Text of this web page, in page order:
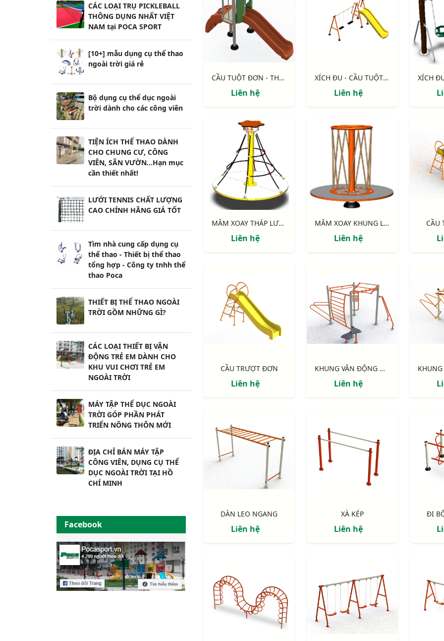
CÁC LOẠI TRỤ PICKLEBALL
THÔNG DỤNG NHẤT VIỆT
NAM tại POCA SPORT
[10+] mẫu dụng cụ thể thao
ngoài trời giá rẻ
Bộ dụng cụ thể dục ngoài
trời dành cho các công viên
TIỆN ÍCH THỂ THAO DÀNH
CHO CHUNG CƯ, CÔNG
VIÊN, SÂN VƯỜN...Hạn mục
cần thiết nhất!
LƯỚI TENNIS CHẤT LƯỢNG
CAO CHÍNH HÃNG GIÁ TỐT
Tìm nhà cung cấp dụng cụ
thể thao - Thiết bị thể thao
tổng hợp - Công ty tnhh thể
thao Poca
THIẾT BỊ THỂ THAO NGOÀI
TRỜI GỒM NHỮNG GÌ?
CÁC LOẠI THIẾT BỊ VẬN
ĐỘNG TRẺ EM DÀNH CHO
KHU VUI CHƠI TRẺ EM
NGOÀI TRỜI
MÁY TẬP THỂ DỤC NGOÀI
TRỜI GÓP PHẦN PHÁT
TRIỂN NÔNG THÔN MỚI
ĐỊA CHỈ BÁN MÁY TẬP
CÔNG VIÊN, DỤNG CỤ THỂ
DỤC NGOÀI TRỜI TẠI HỒ
CHÍ MINH
Facebook
CẦU TUỘT ĐƠN - THANG NHỰA NIK5131A
Liên hệ
XÍCH ĐU - CẦU TUỘT NIK731009-1
Liên hệ
MÂM XOAY THÁP LƯỚI NIK734445T
Liên hệ
MÂM XOAY KHUNG LƯỚI NIK734445L
Liên hệ
CẦU
CẦU TRƯỢT ĐƠN
Liên hệ
KHUNG VẬN ĐỘNG ĐA NĂNG 4 MẶT
Liên hệ
DÀN LEO NGANG
Liên hệ
XÀ KÉP
Liên hệ
ĐI